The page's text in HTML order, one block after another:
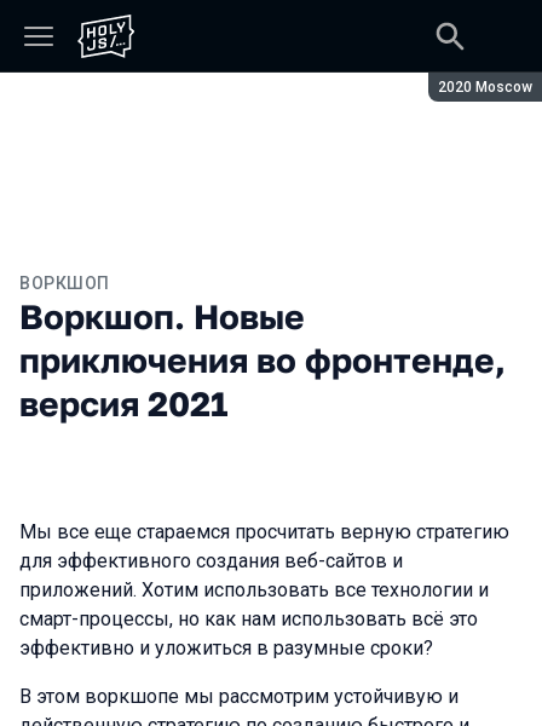
Сезон:
2020 Moscow
ВОРКШОП
Воркшоп. Новые
приключения во фронтенде,
версия 2021
Мы все еще стараемся просчитать верную стратегию
для эффективного создания веб-сайтов и
приложений. Хотим использовать все технологии и
смарт-процессы, но как нам использовать всё это
эффективно и уложиться в разумные сроки?
В этом воркшопе мы рассмотрим устойчивую и